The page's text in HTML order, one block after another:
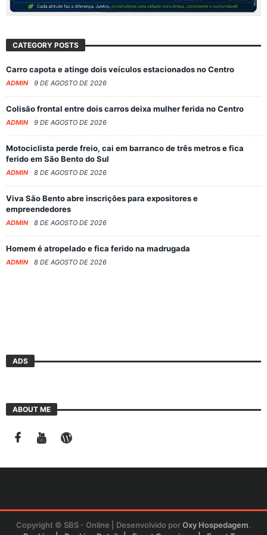
CATEGORY POSTS
Carro capota e atinge dois veículos estacionados no Centro
ADMIN 9 DE AGOSTO DE 2026
Colisão frontal entre dois carros deixa mulher ferida no Centro
ADMIN 9 DE AGOSTO DE 2026
Motociclista perde freio, cai em barranco de três metros e fica
ferido em São Bento do Sul
ADMIN 8 DE AGOSTO DE 2026
Viva São Bento abre inscrições para expositores e
empreendedores
ADMIN 8 DE AGOSTO DE 2026
Homem é atropelado e fica ferido na madrugada
ADMIN 8 DE AGOSTO DE 2026
ADS
ABOUT ME
Copyright © SBS - Online | Desenvolvido porOxy Hospedagem.